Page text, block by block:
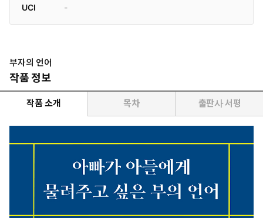
UCI
-
부자의 언어
작품 정보
작품 소개 목차 출판사 서평